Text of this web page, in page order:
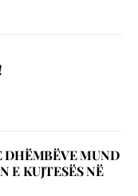
DHËMBËVE MUND
E KUJTESËS NË